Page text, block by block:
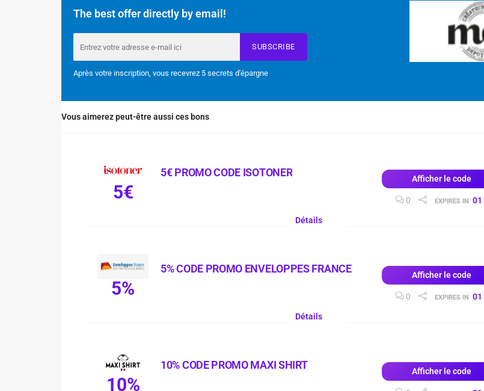
The best offer directly by email!
SUBSCRIBE
Après votre inscription, vous recevrez 5 secrets d'épargne
Vous aimerez peut-être aussi ces bons
5€
5€ PROMO CODE ISOTONER Afficher le code
0 EXPIRES IN 01
Détails
5%
5% CODE PROMO ENVELOPPES FRANCE Afficher le code
0 EXPIRES IN 01
Détails
10%
10% CODE PROMO MAXI SHIRT Afficher le code